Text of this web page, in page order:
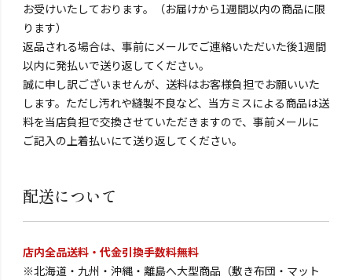
お受けいたしております。（お届けから1週間以内の商品に限
ります）
返品される場合は、事前にメールでご連絡いただいた後1週間
以内に発払いで送り返してください。
誠に申し訳ございませんが、送料はお客様負担でお願いいた
します。ただし汚れや縫製不良など、当方ミスによる商品は送
料を当店負担で交換させていただきますので、事前メールに
ご記入の上着払いにて送り返してください。
配送について
店内全品送料・代金引換手数料無料
※北海道・九州・沖縄・離島へ大型商品（敷き布団・マット